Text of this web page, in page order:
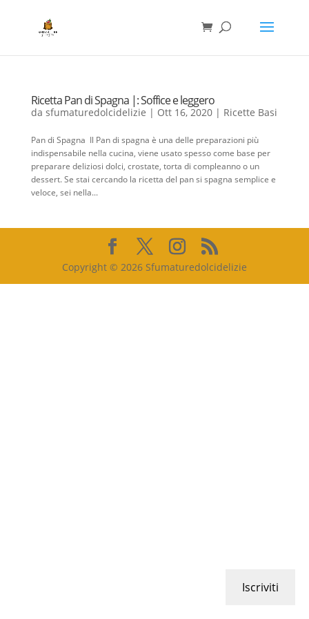
Ricetta Pan di Spagna |: Soffice e leggero
da sfumaturedolcidelizie | Ott 16, 2020| Ricette Basi
Pan di Spagna Il Pan di spagna è una delle preparazioni più
indispensabile nella cucina, viene usato spesso come base per
preparare deliziosi dolci, crostate, torta di compleanno o un
dessert. Se stai cercando la ricetta del pan si spagna semplice e
veloce, sei nella...
Copyright © 2026 Sfumaturedolcidelizie
Iscriviti